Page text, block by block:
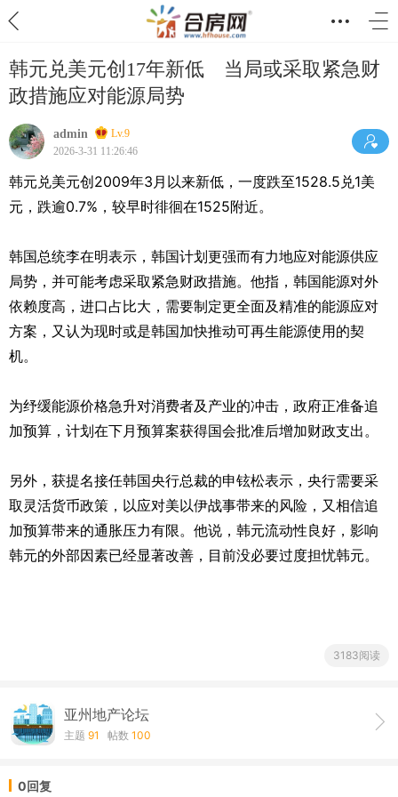
韩元兑美元创17年新低 当局或采取紧急财
政措施应对能源局势
admin
Lv.9
2026-3-31 11:26:46
韩元兑美元创2009年3月以来新低，一度跌至1528.5兑1美
元，跌逾0.7%，较早时徘徊在1525附近。
韩国总统李在明表示，韩国计划更强而有力地应对能源供应
局势，并可能考虑采取紧急财政措施。他指，韩国能源对外
依赖度高，进口占比大，需要制定更全面及精准的能源应对
方案，又认为现时或是韩国加快推动可再生能源使用的契
机。
为纾缓能源价格急升对消费者及产业的冲击，政府正准备追
加预算，计划在下月预算案获得国会批准后增加财政支出。
另外，获提名接任韩国央行总裁的申铉松表示，央行需要采
取灵活货币政策，以应对美以伊战事带来的风险，又相信追
加预算带来的通胀压力有限。他说，韩元流动性良好，影响
韩元的外部因素已经显著改善，目前没必要过度担忧韩元。
3183阅读
亚州地产论坛
主题 91 帖数 100
0回复